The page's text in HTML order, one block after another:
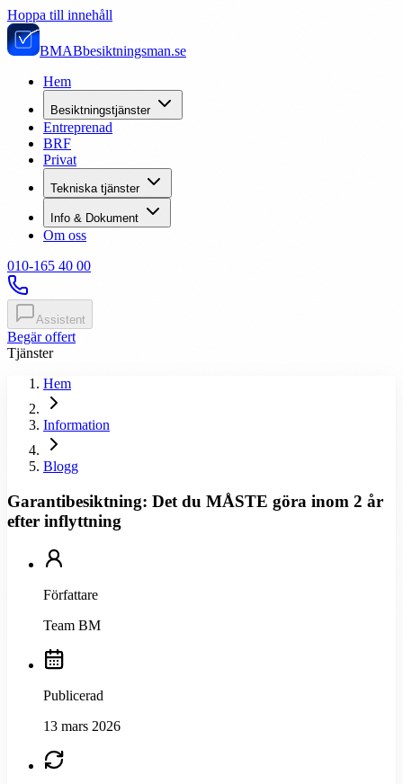
Hoppa till innehåll
BMABbesiktningsman.se
Hem
Besiktningstjänster
Entreprenad
BRF
Privat
Tekniska tjänster
Info & Dokument
Om oss
010-165 40 00
Assistent
Begär offert
Tjänster
Hem
Information
Blogg
Garantibesiktning: Det du MÅSTE göra inom 2 år
efter inflyttning
Författare
Team BM
Publicerad
13 mars 2026